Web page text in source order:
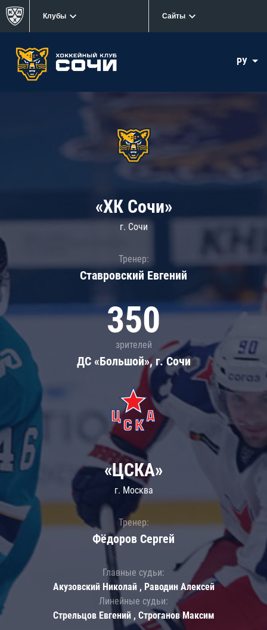
Клубы Сайты
РУ
«ХК Сочи»
г. Сочи
Тренер:
Ставровский Евгений
350
зрителей
ДС «Большой», г. Сочи
«ЦСКА»
г. Москва
Тренер:
Фёдоров Сергей
Главные судьи:
Акузовский Николай , Раводин Алексей
Линейные судьи:
Стрельцов Евгений , Строганов Максим